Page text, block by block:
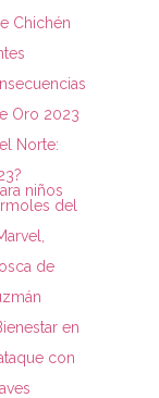
Chichén
Oro 2023
Norte:
niños
del
de
en
con